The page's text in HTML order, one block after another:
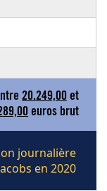
20.249,00 et
euros brut
journalière
en 2020